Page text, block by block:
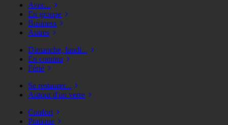
Avec...
En groupe
Business
Autres
Dimanche, lundi...
En continu
Férié
Se restaurer...
Autour d'un verre
Confort
Pratique